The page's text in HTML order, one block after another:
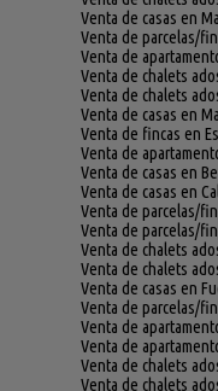
Venta de casas en
Venta de parcelas/
Venta de
Venta de chalets
Venta de chalets
Venta de casas en
Venta de fincas en
Venta de
Venta de casas en
Venta de casas en
Venta de parcelas/
Venta de parcelas/
Venta de chalets
Venta de chalets
Venta de casas en
Venta de parcelas/
Venta de
Venta de
Venta de chalets
Venta de chalets